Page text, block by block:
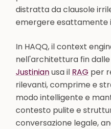
distratta da clausole
emergere esattamente
In HAQQ, il context
nell'architettura fin
Justinianusa il RAG per
rilevanti, comprime e
modo intelligente e
contesto pulite e
conversazione legale,